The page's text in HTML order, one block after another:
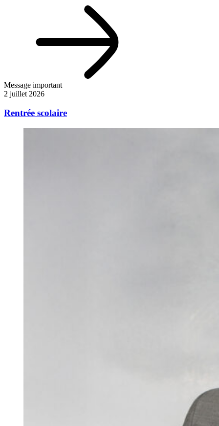
Message important
2 juillet 2026
Rentrée scolaire